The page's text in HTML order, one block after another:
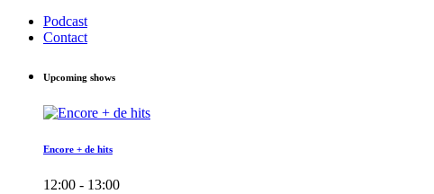
Podcast
Contact
Upcoming shows
Encore + de hits
12:00 - 13:00